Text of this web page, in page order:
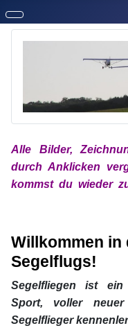
Alle Bilder,
durch Anklicken
kommst du wieder
Willkommen in
Segelflugs!
Segelfliegen ist
Sport, voller
Segelflieger